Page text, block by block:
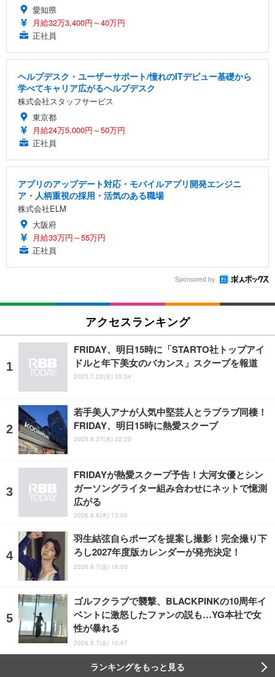
愛知県
月給32万3,400円～40万円
正社員
ヘルプデスク・ユーザーサポート/憧れのITデビュー基礎から
学べてキャリア広がるヘルプデスク
株式会社スタッフサービス
東京都
月給24万5,000円～50万円
正社員
アプリのアップデート対応・モバイルアプリ開発エンジニ
ア・人柄重視の採用・活気のある職場
株式会社ELM
大阪府
月給33万円～55万円
正社員
Sponsored by
アクセスランキング
FRIDAY、明日15時に「STARTO社トップアイ
ドルと年下美女のバカンス」スクープを報道
2025.7.23(水) 20:54
若手美人アナが人気中堅芸人とラブラブ同棲！
FRIDAY、明日15時に熱愛スクープ
2025.8.27(水) 22:20
FRIDAYが熱愛スクープ予告！大河女優とシン
ガーソングライター組み合わせにネットで憶測
広がる
2026.8.6(木) 13:00
羽生結弦自らポーズを提案し撮影！完全撮り下
ろし2027年度版カレンダーが発売決定！
2026.8.7(金) 16:03
ゴルフクラブで襲撃、BLACKPINKの10周年イ
ベントに激怒したファンの説も…YG本社で女
性が暴れる
2026.8.7(金) 10:47
ランキングをもっと見る